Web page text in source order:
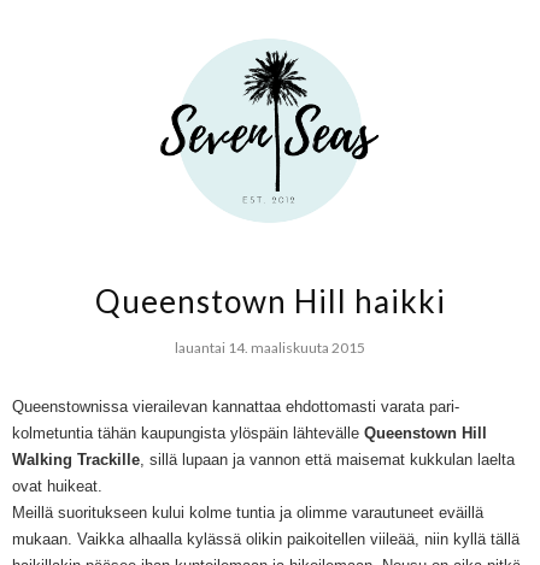
Queenstown Hill haikki
lauantai 14. maaliskuuta 2015
Queenstownissa vierailevan kannattaa ehdottomasti varata pari-
kolmetuntia tähän kaupungista ylöspäin lähtevälle Queenstown Hill
Walking Trackille, sillä lupaan ja vannon että maisemat kukkulan laelta
ovat huikeat.
Meillä suoritukseen kului kolme tuntia ja olimme varautuneet eväillä
mukaan. Vaikka alhaalla kylässä olikin paikoitellen viileää, niin kyllä tällä